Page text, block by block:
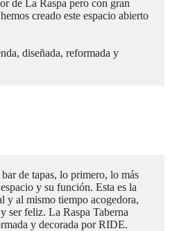
de La Raspa pero con gran
creado este espacio abierto
diseñada, reformada y
de tapas, lo primero, lo más
y su función. Esta es la
y al mismo tiempo acogedora,
ser feliz. La Raspa Taberna
y decorada por RIDE.